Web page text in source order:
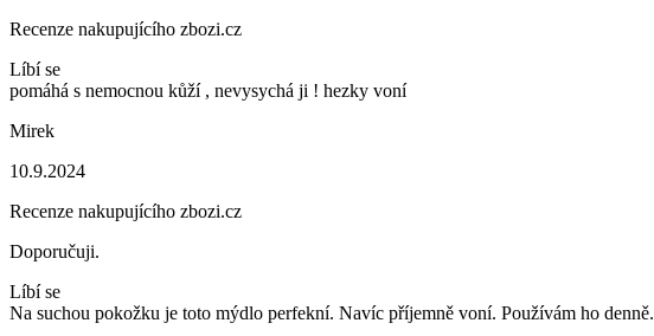
Recenze nakupujícího zbozi.cz
Líbí se
pomáhá s nemocnou kůží , nevysychá ji ! hezky voní
Mirek
10.9.2024
Recenze nakupujícího zbozi.cz
Doporučuji.
Líbí se
Na suchou pokožku je toto mýdlo perfekní. Navíc příjemně voní. Používám ho denně.